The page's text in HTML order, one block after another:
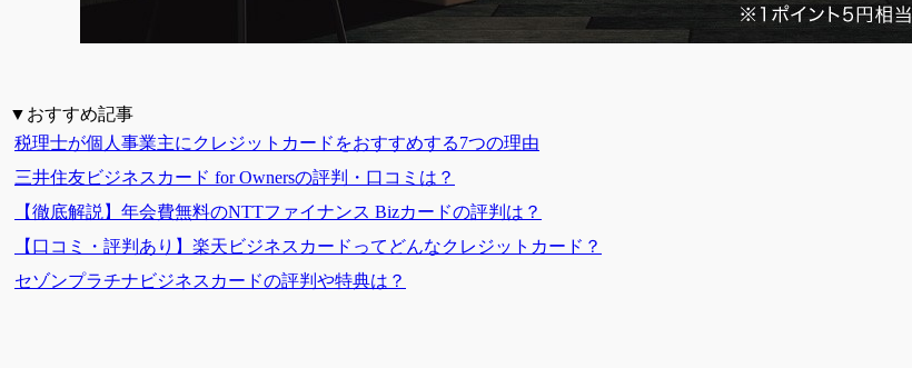
▼おすすめ記事
税理士が個人事業主にクレジットカードをおすすめする7つの理由
三井住友ビジネスカード for Ownersの評判・口コミは？
【徹底解説】年会費無料のNTTファイナンス Bizカードの評判は？
【口コミ・評判あり】楽天ビジネスカードってどんなクレジットカード？
セゾンプラチナビジネスカードの評判や特典は？